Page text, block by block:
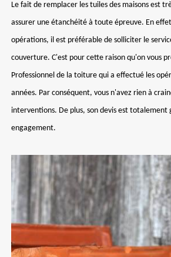
Le fait de remplacer les tuiles des maisons est
assurer une étanchéité à toute épreuve. En
opérations, il est préférable de solliciter le
couverture. C'est pour cette raison qu'on vous
Professionnel de la toiture qui a effectué les
années. Par conséquent, vous n'avez rien à
interventions. De plus, son devis est totalement
engagement.